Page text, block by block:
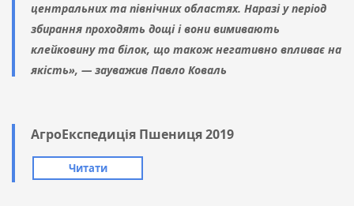
центральних та північних областях. Наразі у період
збирання проходять дощі і вони вимивають
клейковину та білок, що також негативно впливає на
якість», — зауважив Павло Коваль
AгроЕкспедиція Пшениця 2019
Читати